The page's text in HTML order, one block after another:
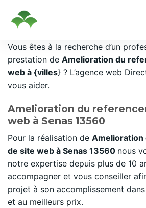
Passer
au
contenu
Vous êtes à la recherche d’un
prestation de Amelioration du
web à {villes} ? L’agence web
vous aider.
Amelioration du
web à Senas 13560
Pour la réalisation de
de site web à Senas 13560 nous
notre expertise depuis plus de 10
accompagner et vous conseiller
projet à son accomplissement
et au meilleurs prix.